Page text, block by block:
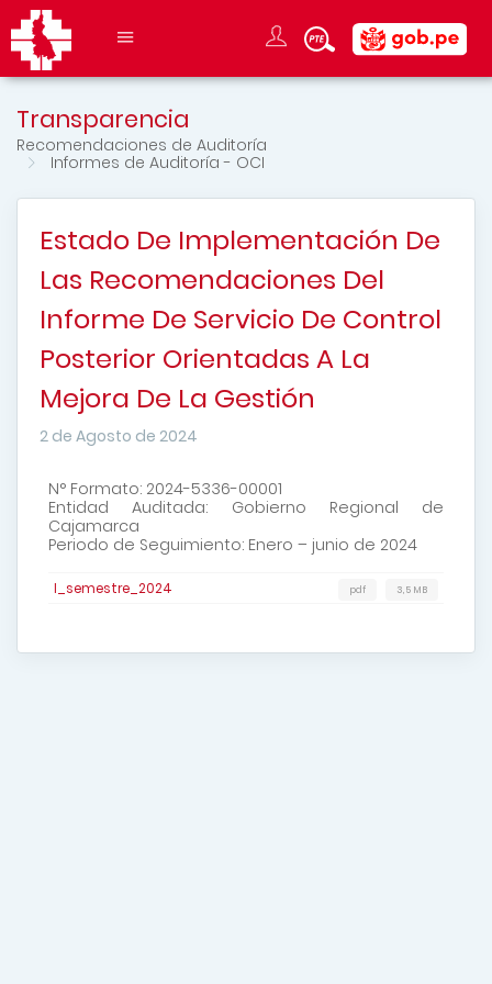
Transparencia
Recomendaciones de Auditoría
Informes de Auditoría - OCI
Estado De Implementación De
Las Recomendaciones Del
Informe De Servicio De Control
Posterior Orientadas A La
Mejora De La Gestión
2 de Agosto de 2024
N° Formato: 2024-5336-00001
Entidad Auditada: Gobierno Regional de
Cajamarca
Periodo de Seguimiento: Enero – junio de 2024
I_semestre_2024 3,5 MB
pdf